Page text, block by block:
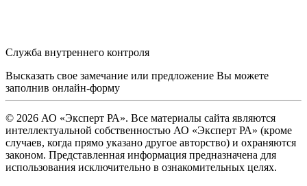
Служба внутреннего контроля
Высказать свое замечание или предложение Вы можете
заполнив онлайн-форму
© 2026 АО «Эксперт РА». Все материалы сайта являются
интеллектуальной собственностью АО «Эксперт РА» (кроме
случаев, когда прямо указано другое авторство) и охраняются
законом. Представленная информация предназначена для
использования исключительно в ознакомительных целях.